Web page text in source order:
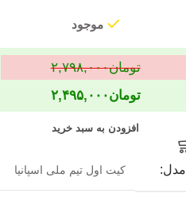
موجود
تومان۲,۷۹۸,۰۰۰
تومان۲,۴۹۵,۰۰۰
افزودن به سبد خرید
مدل کیت اول تیم ملی اسپانیا